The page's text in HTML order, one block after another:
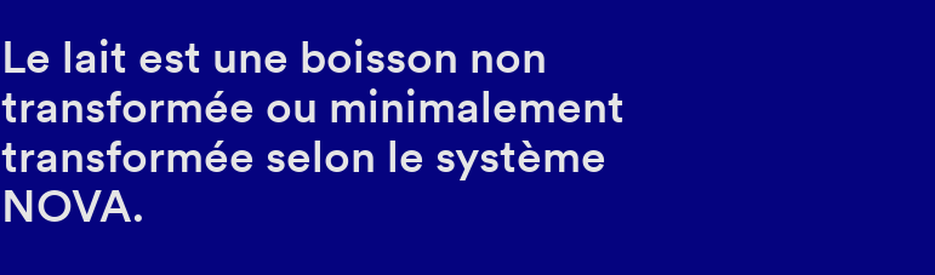
Le lait est une boisson non
transformée ou minimalement
transformée selon le système
NOVA.